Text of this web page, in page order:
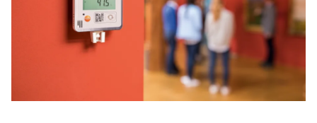
Požadovaná funkčnost a rozšiřitelnost pro určité oblasti